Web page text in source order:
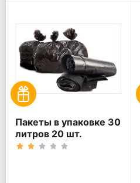
Пакеты в упаковке 30
литров 20 шт.
(20шт*5рул)